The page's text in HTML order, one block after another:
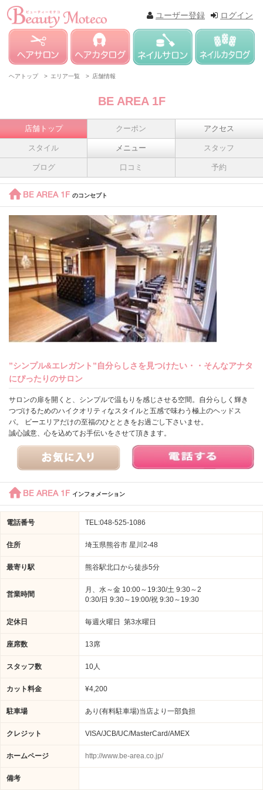
ログイン
ユーザー登録
ヘアトップ > エリア一覧 > 店舗情報
BE AREA 1F
店舗トップ クーポン アクセス
スタイル メニュー スタッフ
ブログ 口コミ 予約
BE AREA 1F のコンセプト
”シンプル&エレガント”自分らしさを見つけたい・・そんなアナタ
にぴったりのサロン
サロンの扉を開くと、シンプルで温もりを感じさせる空間。自分らしく輝き
つづけるためのハイクオリティなスタイルと五感で味わう極上のヘッドス
パ。 ビーエリアだけの至福のひとときをお過ごし下さいませ。
誠心誠意、心を込めてお手伝いをさせて頂きます。
BE AREA 1F インフォメーション
電話番号 TEL:048-525-1086
住所 埼玉県熊谷市 星川2‐48
最寄り駅 熊谷駅北口から徒歩5分
営業時間
月、水～金 10:00～19:30/土 9:30～2
0:30/日 9:30～19:00/祝 9:30～19:30
定休日 毎週火曜日 第3水曜日
座席数 13席
スタッフ数 10人
カット料金 ¥4,200
駐車場 あり(有料駐車場)当店より一部負担
クレジット VISA/JCB/UC/MasterCard/AMEX
ホームページ http://www.be-area.co.jp/
備考